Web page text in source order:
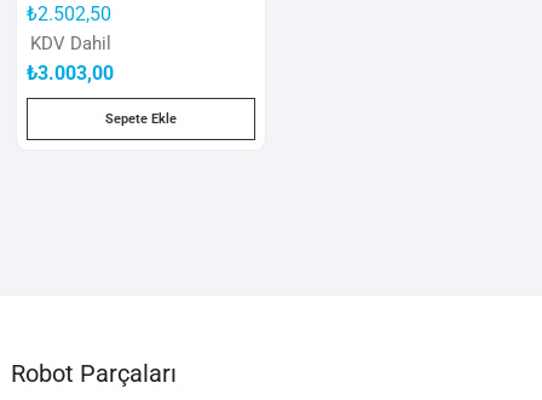
₺2.502,50
KDV Dahil
₺3.003,00
Sepete Ekle
Robot Parçaları